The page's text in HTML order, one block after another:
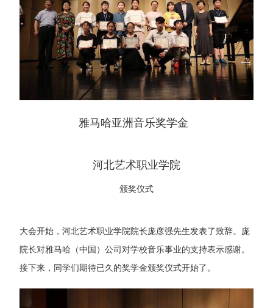
雅马哈亚洲音乐奖学金
河北艺术职业学院
颁奖仪式
大会开始，河北艺术职业学院院长庞彦强先生发表了致辞。庞
院长对雅马哈（中国）公司对学校音乐事业的支持表示感谢。
接下来，同学们期待已久的奖学金颁奖仪式开始了。